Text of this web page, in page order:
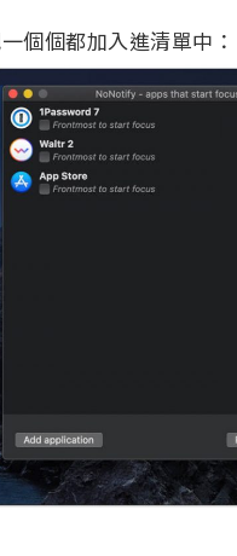
個個都加入進清單中：